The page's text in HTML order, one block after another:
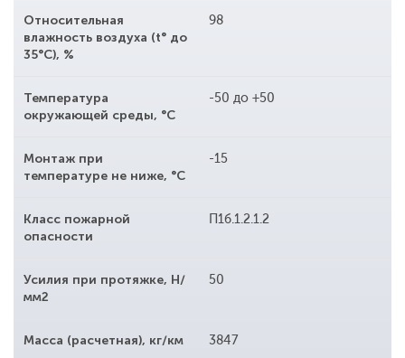
Относительная
влажность воздуха (t° до
35°С), %
98
Температура
окружающей среды, °С
-50 до +50
Монтаж при
температуре не ниже, °С
-15
Класс пожарной
опасности
П1б.1.2.1.2
Усилия при протяжке, Н/
мм2
50
Масса (расчетная), кг/км 3847